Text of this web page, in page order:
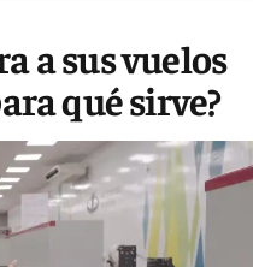
a sus vuelos
qué sirve?